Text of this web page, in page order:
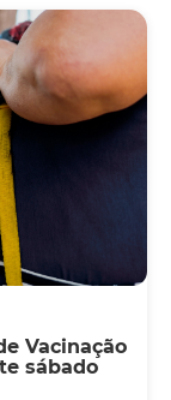
Vacinação
sábado